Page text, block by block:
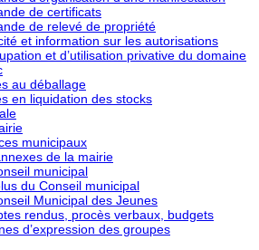
de certificats
de relevé de propriété
et information sur les autorisations
et d’utilisation privative du domaine
au déballage
en liquidation des stocks
municipaux
de la mairie
municipal
du Conseil municipal
Municipal des Jeunes
rendus, procès verbaux, budgets
d’expression des groupes